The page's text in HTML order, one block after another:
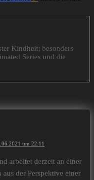
Kindheit; besonders
Series und die
um 22:11
arbeitet derzeit an einer
der Perspektive einer